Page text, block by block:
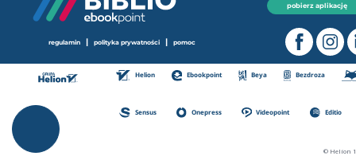
pobierz aplikację
regulamin | polityka prywatności | pomoc
Helion Ebookpoint Beya Bezdroza
Sensus Onepress Videopoint Editio
© Helion